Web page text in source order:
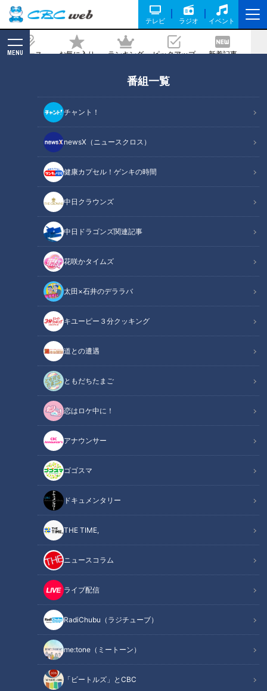
テレビ ラジオ イベント
ニュース お気に入り ランキング ピックアップ 新着記事
MENU
番組一覧
チャント！
newsX（ニュースクロス）
健康カプセル！ゲンキの時間
中日クラウンズ
中日ドラゴンズ関連記事
花咲かタイムズ
太田×石井のデララバ
キユーピー３分クッキング
道との遭遇
ともだちたまご
恋はロケ中に！
アナウンサー
ゴゴスマ
ドキュメンタリー
THE TIME,
ニュースコラム
ライブ配信
RadiChubu（ラジチューブ）
me:tone（ミートーン）
「ビートルズ」とCBC
ぐ新しい支援の形とは？
記事に戻る
CBCテレビ / 「チャント！」
この記事の画像
この記事を見たあなたへのおすすめ
1日10分でOK！健康寿命を延ば
す「正しい歩き方」とは
ニア・石井あつこの妥協なき探